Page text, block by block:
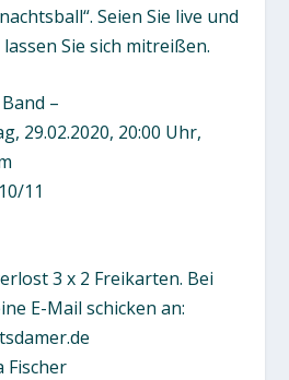
Seien Sie live und
Sie sich mitreißen.
–
29.02.2020, 20:00 Uhr,
11
3 x 2 Freikarten. Bei
E-Mail schicken an:
Fischer